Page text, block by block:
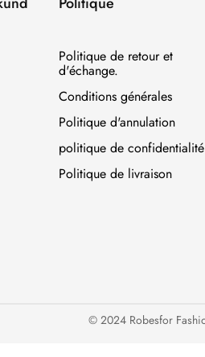
Politique de retour et
d'échange.
Conditions générales
Politique d'annulation
politique de confidentialité
Politique de livraison
© 2024 Robesfor